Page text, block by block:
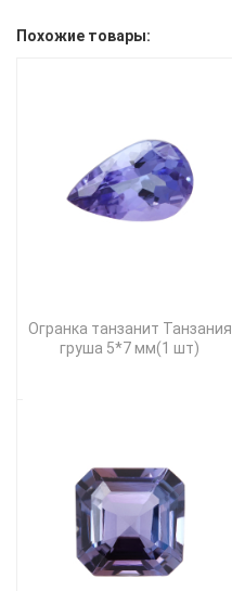
Похожие товары:
Огранка танзанит Танзания
груша 5*7 мм(1 шт)